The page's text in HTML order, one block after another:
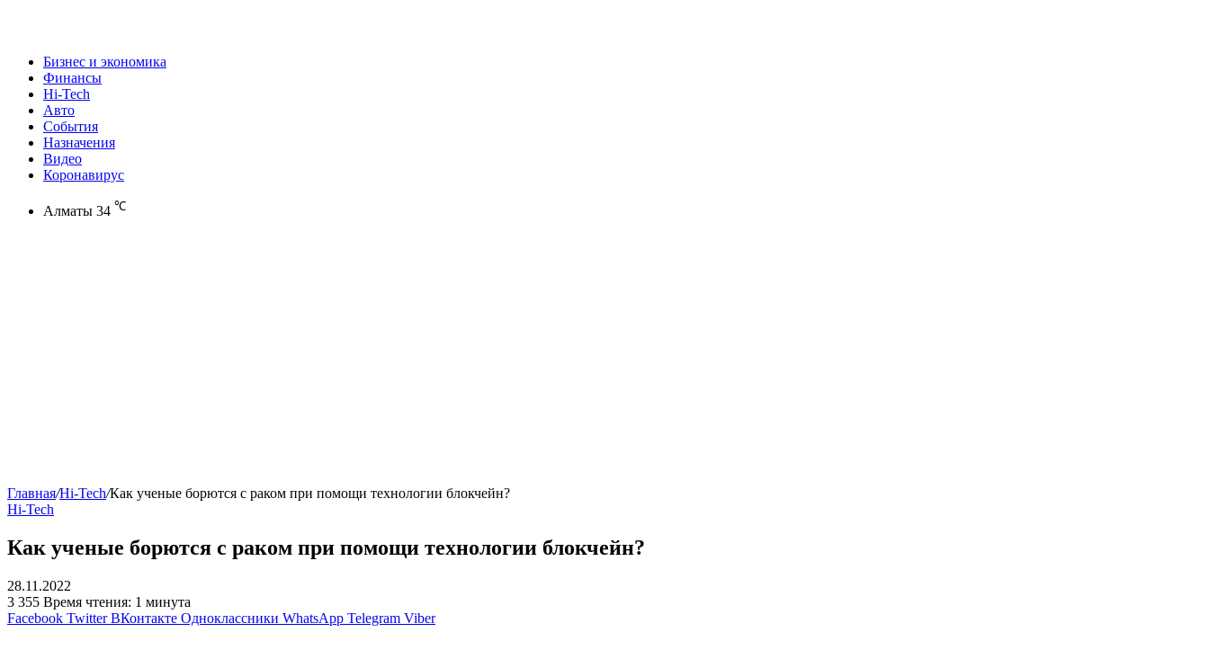
Бизнес и экономика
Финансы
Hi-Tech
Авто
События
Назначения
Видео
Коронавирус
Алматы 34 ℃
Главная/Hi-Tech/Как ученые борются с раком при помощи технологии блокчейн?
Hi-Tech
Как ученые борются с раком при помощи технологии блокчейн?
28.11.2022
3 355 Время чтения: 1 минута
Facebook Twitter ВКонтакте Одноклассники WhatsApp Telegram Viber